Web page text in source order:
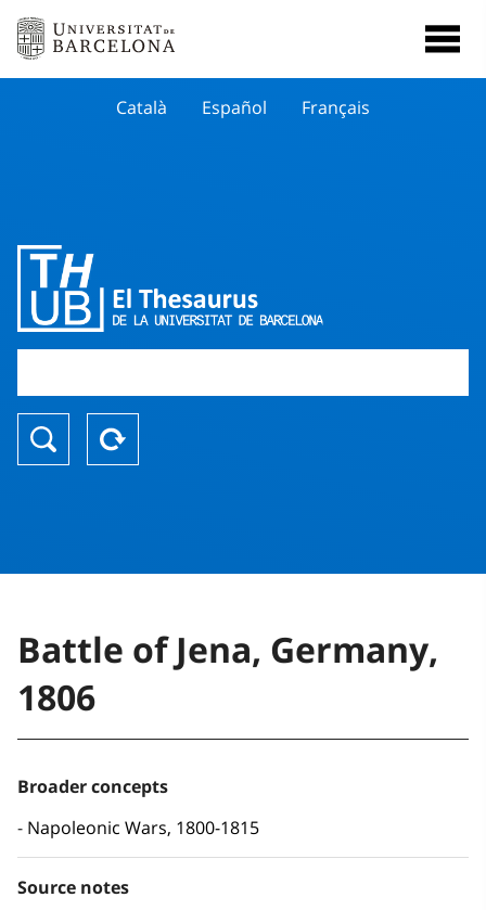
Català Español Français
Battle of Jena, Germany,
1806
Broader concepts
Napoleonic Wars, 1800-1815
Source notes